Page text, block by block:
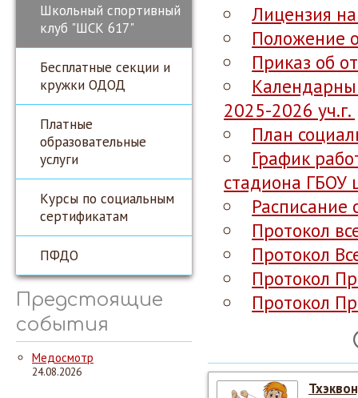
Школьный спортивный
клуб "ШСК 617"
Бесплатные секции и
кружки ОДОД
Платные
образовательные
услуги
Курсы по социальным
сертификатам
ПФДО
Предстоящие
события
Медосмотр
24.08.2026
Лицензия
Положение
Приказ об
2025-2026 уч.г.
План
График
стадиона
Расписание
Протокол
Протокол
Протокол
Протокол